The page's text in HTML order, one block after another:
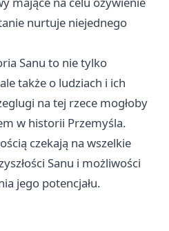
nurtuje niejednego
Sanu to nie tylko
także o ludziach i ich
na tej rzece mogłoby
w historii Przemyśla.
czekają na wszelkie
Sanu i możliwości
jego potencjału.